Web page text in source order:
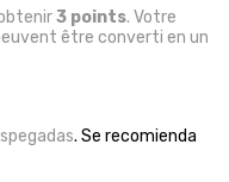
3 points. Votre
être converti en un
. Se recomienda